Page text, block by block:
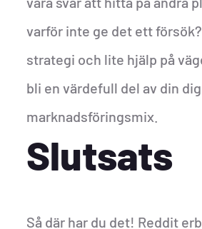
varför inte ge det ett
strategi och lite hjälp på
bli en värdefull del av din
marknadsföringsmix.
Slutsats
Så där har du det! Reddit